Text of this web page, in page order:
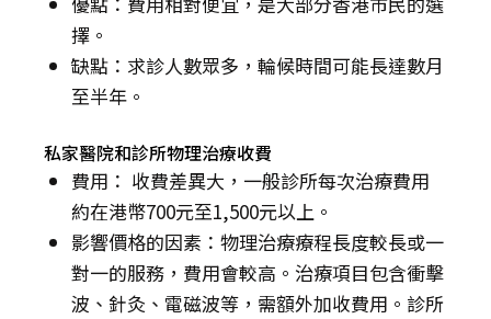
擇。
缺點：求診人數眾多，輪候時間可能長達數月
至半年。
私家醫院和診所物理治療收費
費用： 收費差異大，一般診所每次治療費用
約在港幣700元至1,500元以上。
影響價格的因素：物理治療療程長度較長或一
對一的服務，費用會較高。治療項目包含衝擊
波、針灸、電磁波等，需額外加收費用。診所